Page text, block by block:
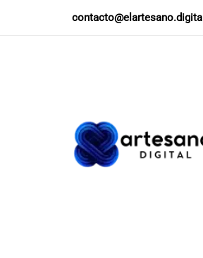
contacto@elartesano.digital